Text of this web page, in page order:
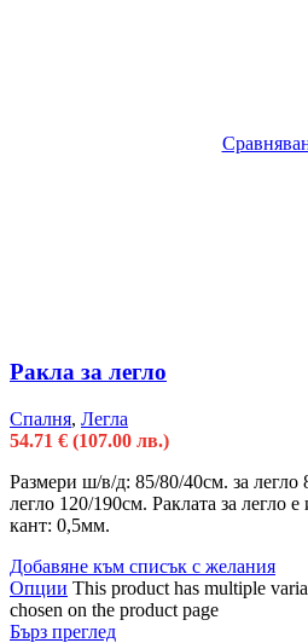
Ракла за легло
Спалня, Легла
54.71 € (107.00 лв.)
Размери ш/в/д: 85/80/40см. за легло
легло 120/190см. Раклата за легло
кант: 0,5мм.
Добавяне към списък с желания
Опции This product has multiple
chosen on the product page
Бърз преглед